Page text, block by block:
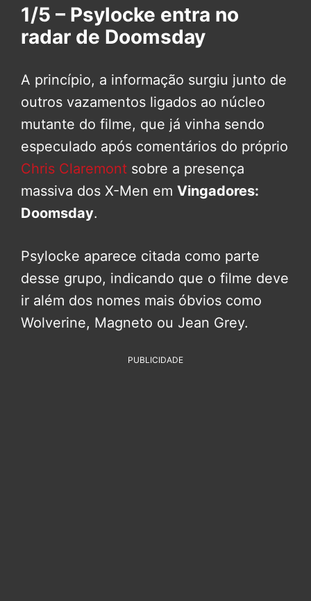
1/5 – Psylocke entra no
radar de Doomsday
A princípio, a informação surgiu junto de
outros vazamentos ligados ao núcleo
mutante do filme, que já vinha sendo
especulado após comentários do próprio
Chris Claremont sobre a presença
massiva dos X-Men em Vingadores:
Doomsday.
Psylocke aparece citada como parte
desse grupo, indicando que o filme deve
ir além dos nomes mais óbvios como
Wolverine, Magneto ou Jean Grey.
PUBLICIDADE